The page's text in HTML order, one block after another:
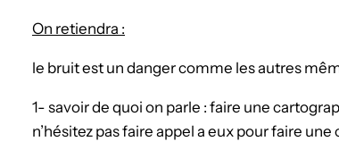
On retiendra :
le bruit est un danger comme les autres
1- savoir de quoi on parle : faire une
n’hésitez pas faire appel a eux pour faire